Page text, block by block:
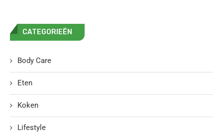
CATEGORIEËN
Body Care
Eten
Koken
Lifestyle